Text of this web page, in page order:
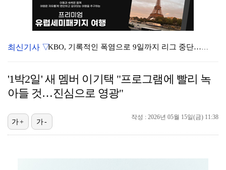
KBO, 기록적인 폭염으로 9일까지 리그 중단…내달 6…
이강인, 드디어 아틀레티코 선수단과 만났다…시메오네 감…
"우산으로 때려"vs"그런 적 없다"…23기 부부 엇갈…
"기분 맞춰주려고" 축구협회, 외국인 심판 성접대 의혹…
최신기사 ▽
'1박2일' 새 멤버 이기택 "프로그램에 빨리 녹
아들 것…진심으로 영광"
작성 : 2026년 05월 15일(금) 11:38
가+ 가-